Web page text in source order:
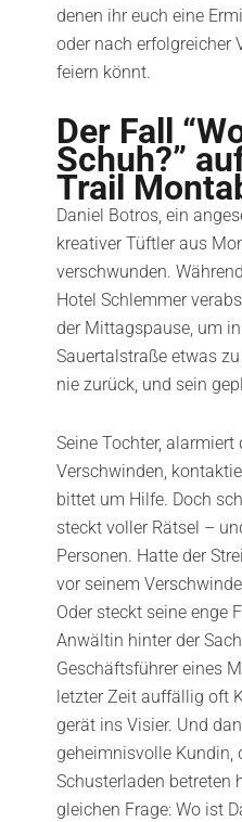
denen ihr euch eine
oder nach erfolgreicher
feiern könnt.
Der Fall
Schuh?”
Trail
Daniel Botros, ein
kreativer Tüftler aus
verschwunden.
Hotel Schlemmer
der Mittagspause, um
Sauertalstraße etwas
nie zurück, und sein
Seine Tochter,
Verschwinden,
bittet um Hilfe. Doch
steckt voller Rätsel –
Personen. Hatte der
vor seinem
Oder steckt seine enge
Anwältin hinter der
Geschäftsführer eines
letzter Zeit auffällig oft
gerät ins Visier. Und
geheimnisvolle Kundin,
Schusterladen betreten
gleichen Frage: Wo ist